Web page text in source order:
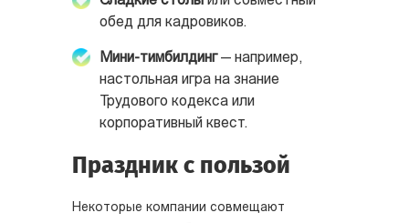
обед для кадровиков.
Мини-тимбилдинг— например,
настольная игра на знание
Трудового кодекса или
корпоративный квест.
Праздник с пользой
Некоторые компании совмещают